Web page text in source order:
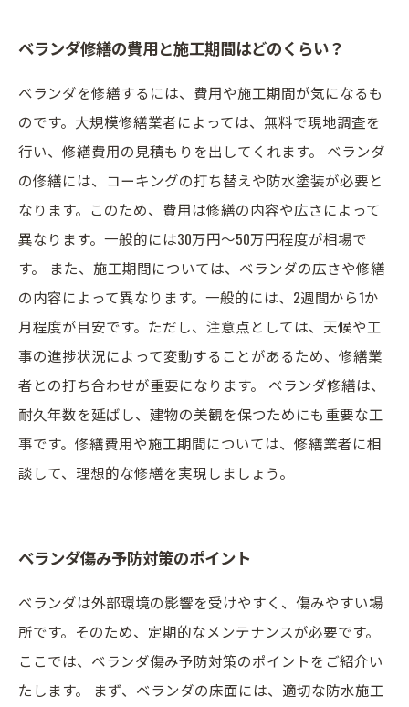
ベランダ修繕の費用と施工期間はどのくらい？
ベランダを修繕するには、費用や施工期間が気になるも
のです。大規模修繕業者によっては、無料で現地調査を
行い、修繕費用の見積もりを出してくれます。 ベランダ
の修繕には、コーキングの打ち替えや防水塗装が必要と
なります。このため、費用は修繕の内容や広さによって
異なります。一般的には30万円～50万円程度が相場で
す。 また、施工期間については、ベランダの広さや修繕
の内容によって異なります。一般的には、2週間から1か
月程度が目安です。ただし、注意点としては、天候や工
事の進捗状況によって変動することがあるため、修繕業
者との打ち合わせが重要になります。 ベランダ修繕は、
耐久年数を延ばし、建物の美観を保つためにも重要な工
事です。修繕費用や施工期間については、修繕業者に相
談して、理想的な修繕を実現しましょう。
ベランダ傷み予防対策のポイント
ベランダは外部環境の影響を受けやすく、傷みやすい場
所です。そのため、定期的なメンテナンスが必要です。
ここでは、ベランダ傷み予防対策のポイントをご紹介い
たします。 まず、ベランダの床面には、適切な防水施工